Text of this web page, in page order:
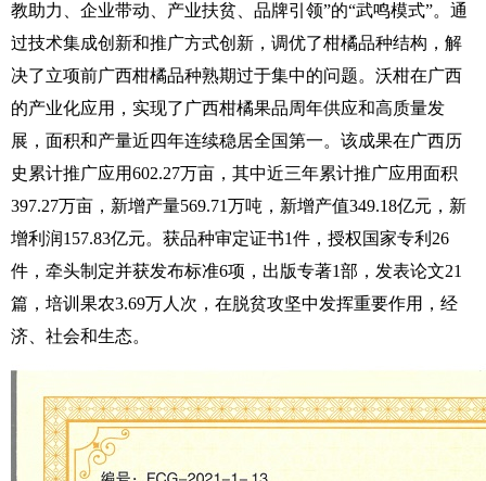
教助力、企业带动、产业扶贫、品牌引领”的“武鸣模式”。通
过技术集成创新和推广方式创新，调优了柑橘品种结构，解
决了立项前广西柑橘品种熟期过于集中的问题。沃柑在广西
的产业化应用，实现了广西柑橘果品周年供应和高质量发
展，面积和产量近四年连续稳居全国第一。该成果在广西历
史累计推广应用602.27万亩，其中近三年累计推广应用面积
397.27万亩，新增产量569.71万吨，新增产值349.18亿元，新
增利润157.83亿元。获品种审定证书1件，授权国家专利26
件，牵头制定并获发布标准6项，出版专著1部，发表论文21
篇，培训果农3.69万人次，在脱贫攻坚中发挥重要作用，经
济、社会和生态。